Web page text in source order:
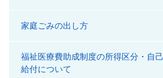
家庭ごみの出し方
福祉医療費助成制度の所得区分・自
給付について